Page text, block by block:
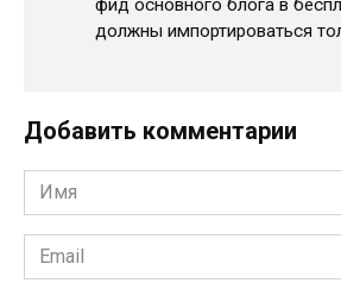
фид основного блога в
должны импортироваться
Добавить комментарии
Имя
*
Email
*